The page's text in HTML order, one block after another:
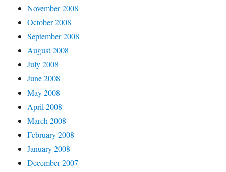
November 2008
October 2008
September 2008
August 2008
July 2008
June 2008
May 2008
April 2008
March 2008
February 2008
January 2008
December 2007